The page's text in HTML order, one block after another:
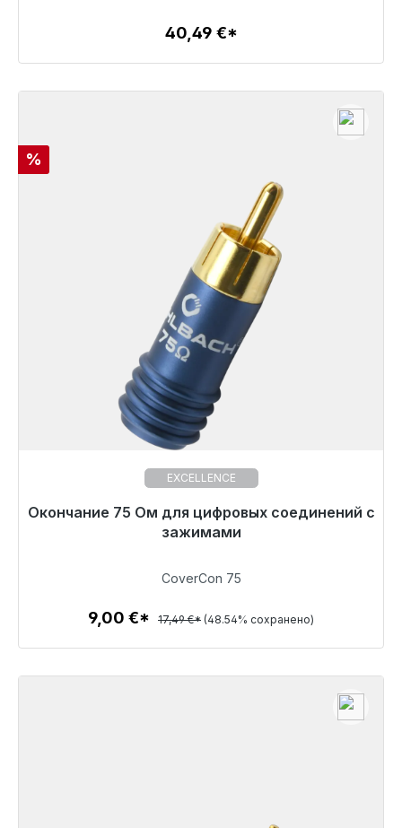
Детали
40,49 €*
Скидка
%
EXCELLENCE
Окончание 75 Ом для цифровых соединений с
зажимами
Готовы к немедленной отправке, срок поставки
48 часов*
9,00 €
Детали
CoverCon 75
9,00 €* 17,49 €* (48.54% сохранено)